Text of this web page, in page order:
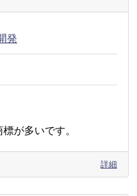
発
が多いです。
詳細